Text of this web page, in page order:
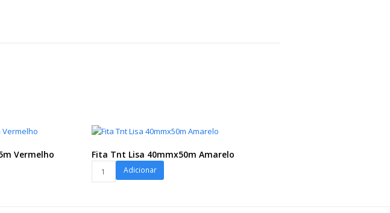
Vermelho Fita Tnt Lisa 40mmx50m Amarelo
Fita
Tnt
Adicionar